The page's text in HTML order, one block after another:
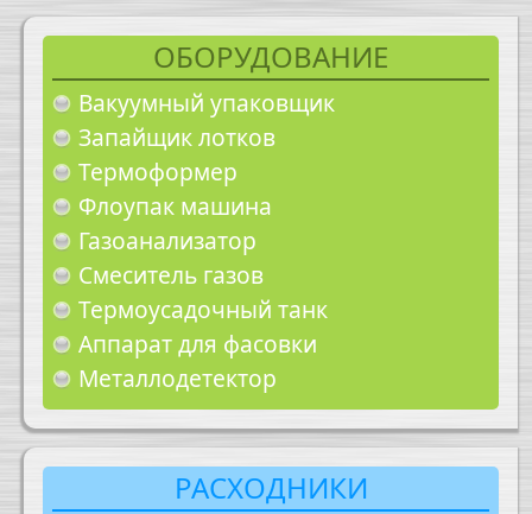
ОБОРУДОВАНИЕ
Вакуумный упаковщик
Запайщик лотков
Термоформер
Флоупак машина
Газоанализатор
Смеситель газов
Термоусадочный танк
Аппарат для фасовки
Металлодетектор
РАСХОДНИКИ